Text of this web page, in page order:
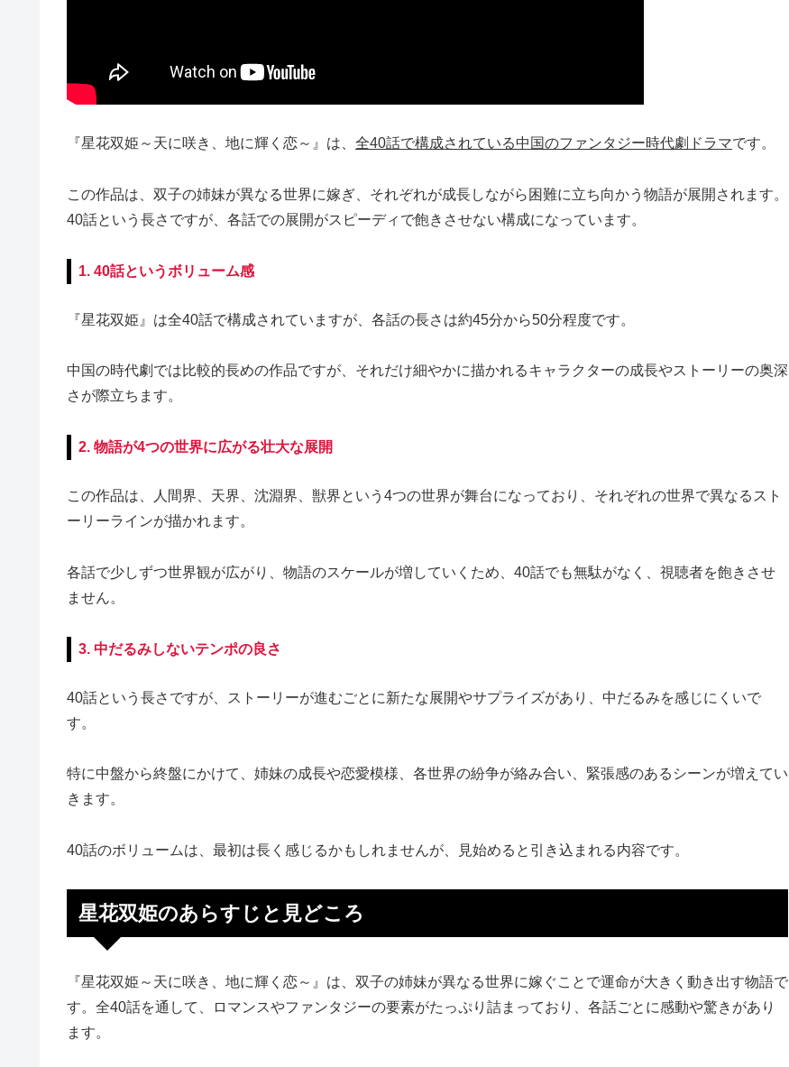
『星花双姫～天に咲き、地に輝く恋～』は、 全40話で構成されている中国のファンタジー時代劇ドラマです。
この作品は、双子の姉妹が異なる世界に嫁ぎ、それぞれが成長しながら困難に立ち向かう物語が展開されます。
40話という長さですが、各話での展開がスピーディで飽きさせない構成になっています。
1. 40話というボリューム感
『星花双姫』は全40話で構成されていますが、各話の長さは約45分から50分程度です。
中国の時代劇では比較的長めの作品ですが、それだけ細やかに描かれるキャラクターの成長やストーリーの奥深
さが際立ちます。
2. 物語が4つの世界に広がる壮大な展開
この作品は、人間界、天界、沈淵界、獣界という4つの世界が舞台になっており、それぞれの世界で異なるスト
ーリーラインが描かれます。
各話で少しずつ世界観が広がり、物語のスケールが増していくため、40話でも無駄がなく、視聴者を飽きさせ
ません。
3. 中だるみしないテンポの良さ
40話という長さですが、ストーリーが進むごとに新たな展開やサプライズがあり、中だるみを感じにくいで
す。
特に中盤から終盤にかけて、姉妹の成長や恋愛模様、各世界の紛争が絡み合い、緊張感のあるシーンが増えてい
きます。
40話のボリュームは、最初は長く感じるかもしれませんが、見始めると引き込まれる内容です。
星花双姫のあらすじと見どころ
『星花双姫～天に咲き、地に輝く恋～』は、双子の姉妹が異なる世界に嫁ぐことで運命が大きく動き出す物語で
す。全40話を通して、ロマンスやファンタジーの要素がたっぷり詰まっており、各話ごとに感動や驚きがあり
ます。